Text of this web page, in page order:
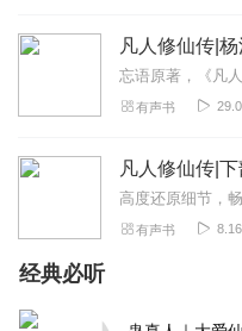
躁的时候能让人静下心
2025-11-28
主播对嘉宾的尊重体
职业，也会认真倾听
2025-11-28
双螺旋童书馆6
这档节目让我学会了
有声书
凡人修仙传|
高度还原细节，
有声书
经典必听